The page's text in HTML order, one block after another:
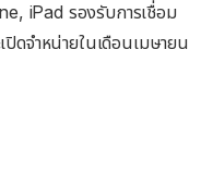
iPad รองรับการเชื่อม
ดจำหน่ายในเดือนเมษายน